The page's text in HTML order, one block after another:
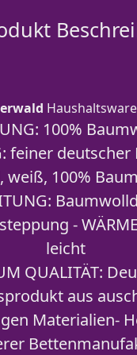
100%
feiner deutscher
weiß, 100%
-
leicht
QUALITÄT:
aus
Materialien-